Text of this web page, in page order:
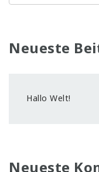
Neueste
Hallo Welt!
Neueste